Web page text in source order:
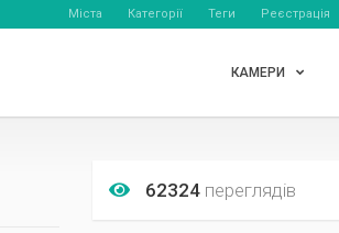
Міста Категорії Теги Реєстрація
КАМЕРИ
62324переглядів